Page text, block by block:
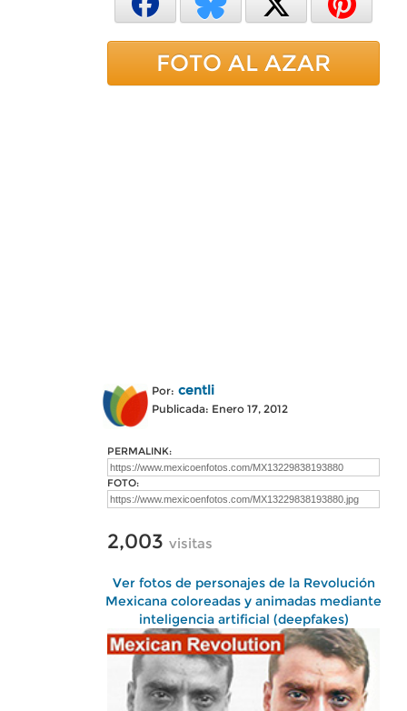
FOTO AL AZAR
Por: centli
Publicada: Enero 17, 2012
PERMALINK:
FOTO:
2,003 visitas
Ver fotos de personajes de la Revolución
Mexicana coloreadas y animadas mediante
inteligencia artificial (deepfakes)